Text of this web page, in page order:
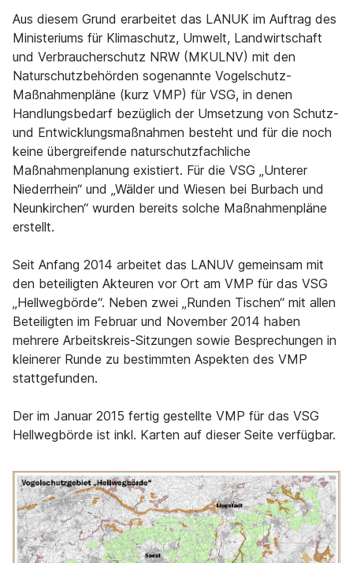
Aus diesem Grund erarbeitet das LANUK im Auftrag des
Ministeriums für Klimaschutz, Umwelt, Landwirtschaft
und Verbraucherschutz NRW (MKULNV) mit den
Naturschutzbehörden sogenannte Vogelschutz-
Maßnahmenpläne (kurz VMP) für VSG, in denen
Handlungsbedarf bezüglich der Umsetzung von Schutz-
und Entwicklungsmaßnahmen besteht und für die noch
keine übergreifende naturschutzfachliche
Maßnahmenplanung existiert. Für die VSG „Unterer
Niederrhein“ und „Wälder und Wiesen bei Burbach und
Neunkirchen“ wurden bereits solche Maßnahmenpläne
erstellt.
Seit Anfang 2014 arbeitet das LANUV gemeinsam mit
den beteiligten Akteuren vor Ort am VMP für das VSG
„Hellwegbörde“. Neben zwei „Runden Tischen“ mit allen
Beteiligten im Februar und November 2014 haben
mehrere Arbeitskreis-Sitzungen sowie Besprechungen in
kleinerer Runde zu bestimmten Aspekten des VMP
stattgefunden.
Der im Januar 2015 fertig gestellte VMP für das VSG
Hellwegbörde ist inkl. Karten auf dieser Seite verfügbar.